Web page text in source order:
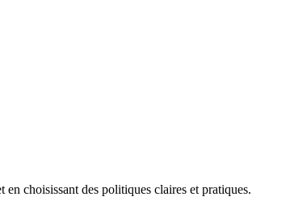
choisissant des politiques claires et pratiques.